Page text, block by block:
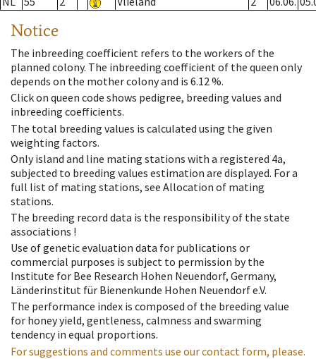
Notice
The inbreeding coefficient refers to the workers of the
planned colony. The inbreeding coefficient of the queen only
depends on the mother colony and is 6.12 %.
Click on queen code shows pedigree, breeding values and
inbreeding coefficients.
The total breeding values is calculated using the given
weighting factors.
Only island and line mating stations with a registered 4a,
subjected to breeding values estimation are displayed. For a
full list of mating stations, see Allocation of mating
stations.
The breeding record data is the responsibility of the state
associations !
Use of genetic evaluation data for publications or
commercial purposes is subject to permission by the
Institute for Bee Research Hohen Neuendorf, Germany,
Länderinstitut für Bienenkunde Hohen Neuendorf e.V.
The performance index is composed of the breeding value
for honey yield, gentleness, calmness and swarming
tendency in equal proportions.
For suggestions and comments use our contact form, please.